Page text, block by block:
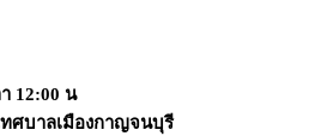
12:00 น
ทศบาลเมืองกาญจนบุรี